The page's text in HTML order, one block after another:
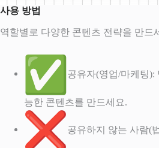
사용 방법
역할별로 다양한 콘텐츠 전략을 만드
공유자(영업/마케팅):
능한 콘텐츠를 만드세요.
공유하지 않는 사람(